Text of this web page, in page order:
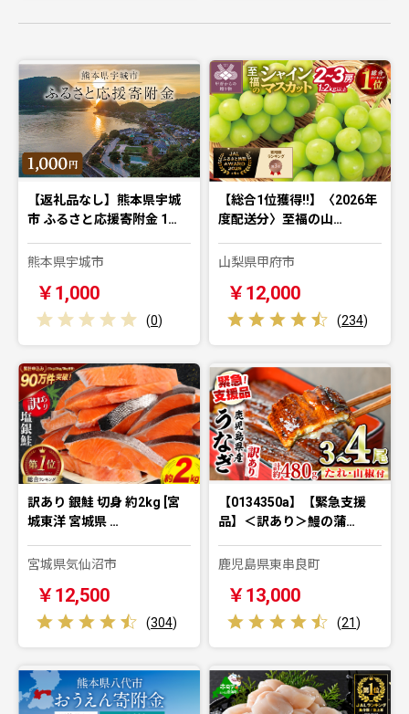
【返礼品なし】熊本県宇城
市 ふるさと応援寄附金 1…
熊本県宇城市
￥1,000
(0)
【総合1位獲得!!】〈2026年
度配送分〉至福の山…
山梨県甲府市
￥12,000
(234)
訳あり 銀鮭 切身 約2kg [宮
城東洋 宮城県 …
宮城県気仙沼市
￥12,500
(304)
【0134350a】【緊急支援
品】＜訳あり＞鰻の蒲…
鹿児島県東串良町
￥13,000
(21)